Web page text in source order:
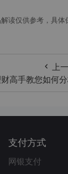
读仅供参考，具
上
高手教您如何
支付方式
网银支付